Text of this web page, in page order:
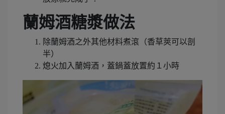
蘭姆酒糖漿做法
除蘭姆酒之外其他材料煮滾（香草莢可以剖
半）
熄火加入蘭姆酒，蓋鍋蓋放置約１小時